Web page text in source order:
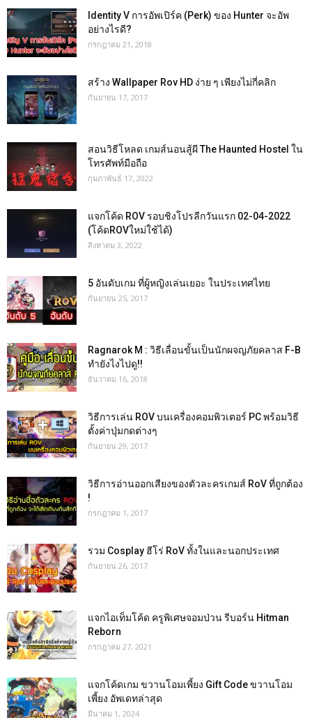
Identity V การอัพเปิร์ค (Perk) ของ Hunter จะอัพ
อย่างไรดี?
กรกฎาคม 21, 2018
สร้าง Wallpaper Rov HD ง่าย ๆ เพียงไม่กี่คลิก
กันยายน 17, 2017
สอนวิธีโหลด เกมส์นอนสู้ผี The Haunted Hostel ใน
โทรศัพท์มือถือ
กุมภาพันธ์ 17, 2022
แจกโค้ด ROV รอบชิงโปรลีกวันแรก 02-04-2022
(โค้ดROVใหม่ใช้ได้)
สิงหาคม 3, 2022
5 อันดับเกม ที่ผู้หญิงเล่นเยอะ ในประเทศไทย
กันยายน 25, 2017
Ragnarok M : วิธีเลื่อนขั้นเป็นนักผจญภัยคลาส F-B
ทำยังไงไปดู!!
ธันวาคม 16, 2018
วิธีการเล่น ROV บนเครื่องคอมพิวเตอร์ PC พร้อมวิธี
ตั้งค่าปุ่มกดต่างๆ
กันยายน 29, 2017
วิธีการอ่านออกเสียงของตัวละครเกมส์ RoV ที่ถูกต้อง
!
กรกฎาคม 1, 2017
รวม Cosplay ฮีโร่ RoV ทั้งในและนอกประเทศ
กันยายน 26, 2017
แจกไอเท็มโค้ด ครูพิเศษจอมป่วน รีบอร์น Hitman
Reborn
กรกฎาคม 27, 2021
แจกโค้ดเกม ขวานโอมเพี้ยง Gift Code ขวานโอม
เพี้ยง อัพเดทล่าสุด
มีนาคม 1, 2024